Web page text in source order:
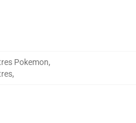
Pokemon,
,